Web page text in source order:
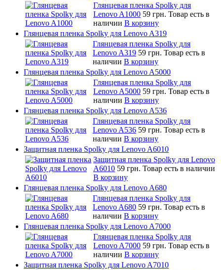
Глянцевая пленка Spolky для
Lenovo A1000 59 грн. Товар есть в
наличии В корзину
Глянцевая пленка Spolky для Lenovo A319
Глянцевая пленка Spolky для
Lenovo A319 59 грн. Товар есть в
наличии В корзину
Глянцевая пленка Spolky для Lenovo A5000
Глянцевая пленка Spolky для
Lenovo A5000 59 грн. Товар есть в
наличии В корзину
Глянцевая пленка Spolky для Lenovo A536
Глянцевая пленка Spolky для
Lenovo A536 59 грн. Товар есть в
наличии В корзину
Защитная пленка Spolky для Lenovo A6010
Защитная пленка Spolky для Lenovo
A6010 59 грн. Товар есть в наличии
В корзину
Глянцевая пленка Spolky для Lenovo A680
Глянцевая пленка Spolky для
Lenovo A680 59 грн. Товар есть в
наличии В корзину
Глянцевая пленка Spolky для Lenovo A7000
Глянцевая пленка Spolky для
Lenovo A7000 59 грн. Товар есть в
наличии В корзину
Защитная пленка Spolky для Lenovo A7010